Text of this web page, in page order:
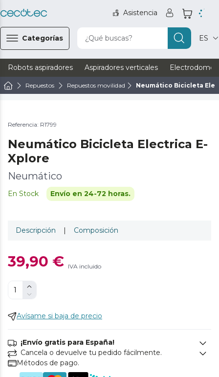
Asistencia
Categorías ¿Qué buscas? ES
Robots aspiradores Aspiradores verticales
Repuestos Repuestos movilidad Neumático Bicicleta
Referencia: R1799
Neumático Bicicleta Electrica E-
Xplore
Neumático
En Stock Envío en 24-72 horas.
Descripción | Composición
39,90 € IVA incluido
Avísame si baja de precio
¡Envío gratis para España!
Cancela o devuelve tu pedido fácilmente.
Métodos de pago.